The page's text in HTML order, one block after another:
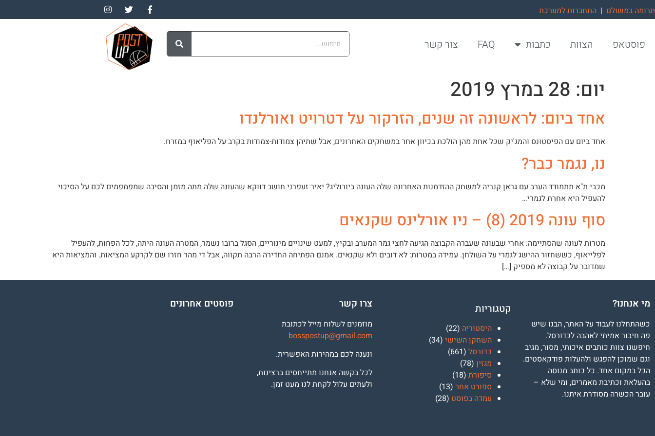
תרומה במשולם | התחברות למערכת
פוסטאפ הצוות כתבות FAQ צור קשר
יום: 28 במרץ 2019
אחד ביום: לראשונה זה שנים, הזרקור על דטרויט ואורלנדו
אחד ביום עם הפיסטונס והמג'יק שכל אחת מהן הולכת בכיוון אחר במשחקים האחרונים, אבל שתיהן צמודות-צמודות בקרב על הפליאוף במזרח.
נו, נגמר כבר?
מכבי ת"א תתמודד הערב עם גראן קנריה למשחק ההזדמנות האחרונה שלה העונה ביורוליג? יאיר זעפרני חושב דווקא שהעונה שלה מתה מזמן והסיבה שמפמפמים לכם על הסיכוי
להעפיל היא אחרת לגמרי…
סוף עונה 2019 (8) – ניו אורלינס שקנאים
מטרות לעונה שהסתיימה: אחרי שבעונה שעברה הקבוצה הגיעה לחצי גמר המערב ובקיץ, למעט שינויים מינוריים, הסגל ברובו נשמר, המטרה העונה היתה, לכל הפחות, להעפיל
לפלייאוף, כששחזור ההישג לגמרי על השולחן. עמידה במטרות: לא דובים ולא שקנאים. אמנם הפתיחה החדירה הרבה תקווה, אבל די מהר חזרו שם לקרקע המציאות. והמציאות היא
שמדובר על קבוצה לא מספיק […]
מי אנחנו?
כשהתחלנו לעבוד על האתר, הבנו שיש
פה חיבור אמיתי לאהבה לכדורסל.
חיפשנו צוות כותבים איכותי, מסור, מגיב
וגם שמוכן להפגש ולהעלות פודקאסטים.
הכל במקום אחד. כל כותב מנוסה
בהעלאת וכתיבת מאמרים, ומי שלא –
עובר הכשרה מסודרת איתנו.
קטגוריות
היסטוריה (22)
השחקן השישי (34)
כדורסל (661)
מגזין (78)
סיפורת (18)
ספורט אחר (13)
עמדה בפוסט (28)
צרו קשר
מוזמנים לשלוח מייל לכתובת
bosspostup@gmail.com
ונענה לכם במהירות האפשרית.
לכל בקשה אנחנו מתייחסים ברצינות,
ולעתים עלול לקחת לנו מעט זמן.
פוסטים אחרונים